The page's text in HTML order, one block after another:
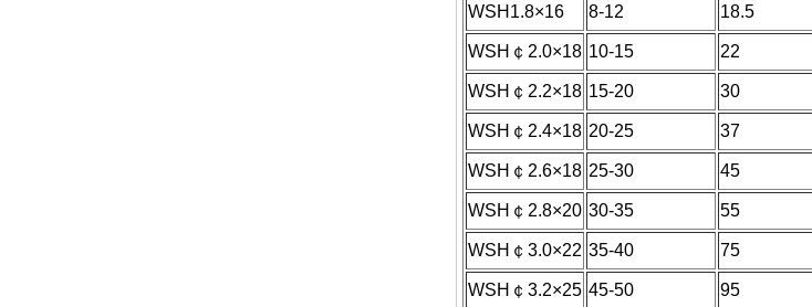
WSH1.8×16 8-12 18.5
WSH￠2.0×18 10-15 22
WSH￠2.2×18 15-20 30
WSH￠2.4×18 20-25 37
WSH￠2.6×18 25-30 45
WSH￠2.8×20 30-35 55
WSH￠3.0×22 35-40 75
WSH￠3.2×25 45-50 95